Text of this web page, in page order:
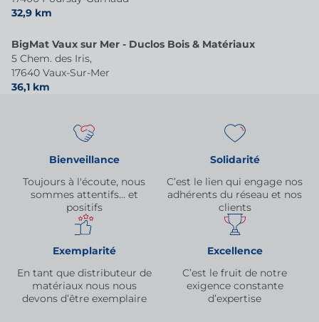
32,9 km
BigMat Vaux sur Mer - Duclos Bois & Matériaux
5 Chem. des Iris,
17640 Vaux-Sur-Mer
36,1 km
Bienveillance
Toujours à l'écoute, nous
sommes attentifs… et
positifs
Solidarité
C’est le lien qui engage nos
adhérents du réseau et nos
clients
Exemplarité
En tant que distributeur de
matériaux nous nous
devons d’être exemplaire
Excellence
C’est le fruit de notre
exigence constante
d’expertise